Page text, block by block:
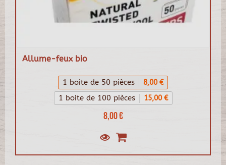
Allume-feux bio
8,00 €
1 boite de 50 pièces 8,00 €
1 boite de 100 pièces 15,00 €